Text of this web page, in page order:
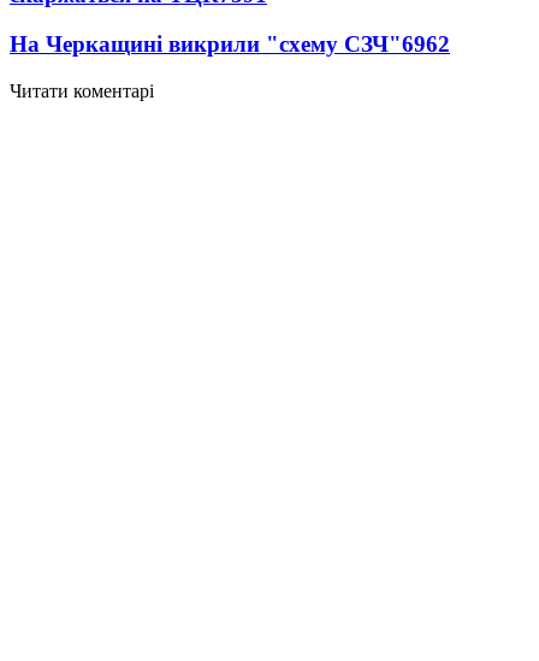
На Черкащині викрили "схему СЗЧ"6962
Читати коментарі